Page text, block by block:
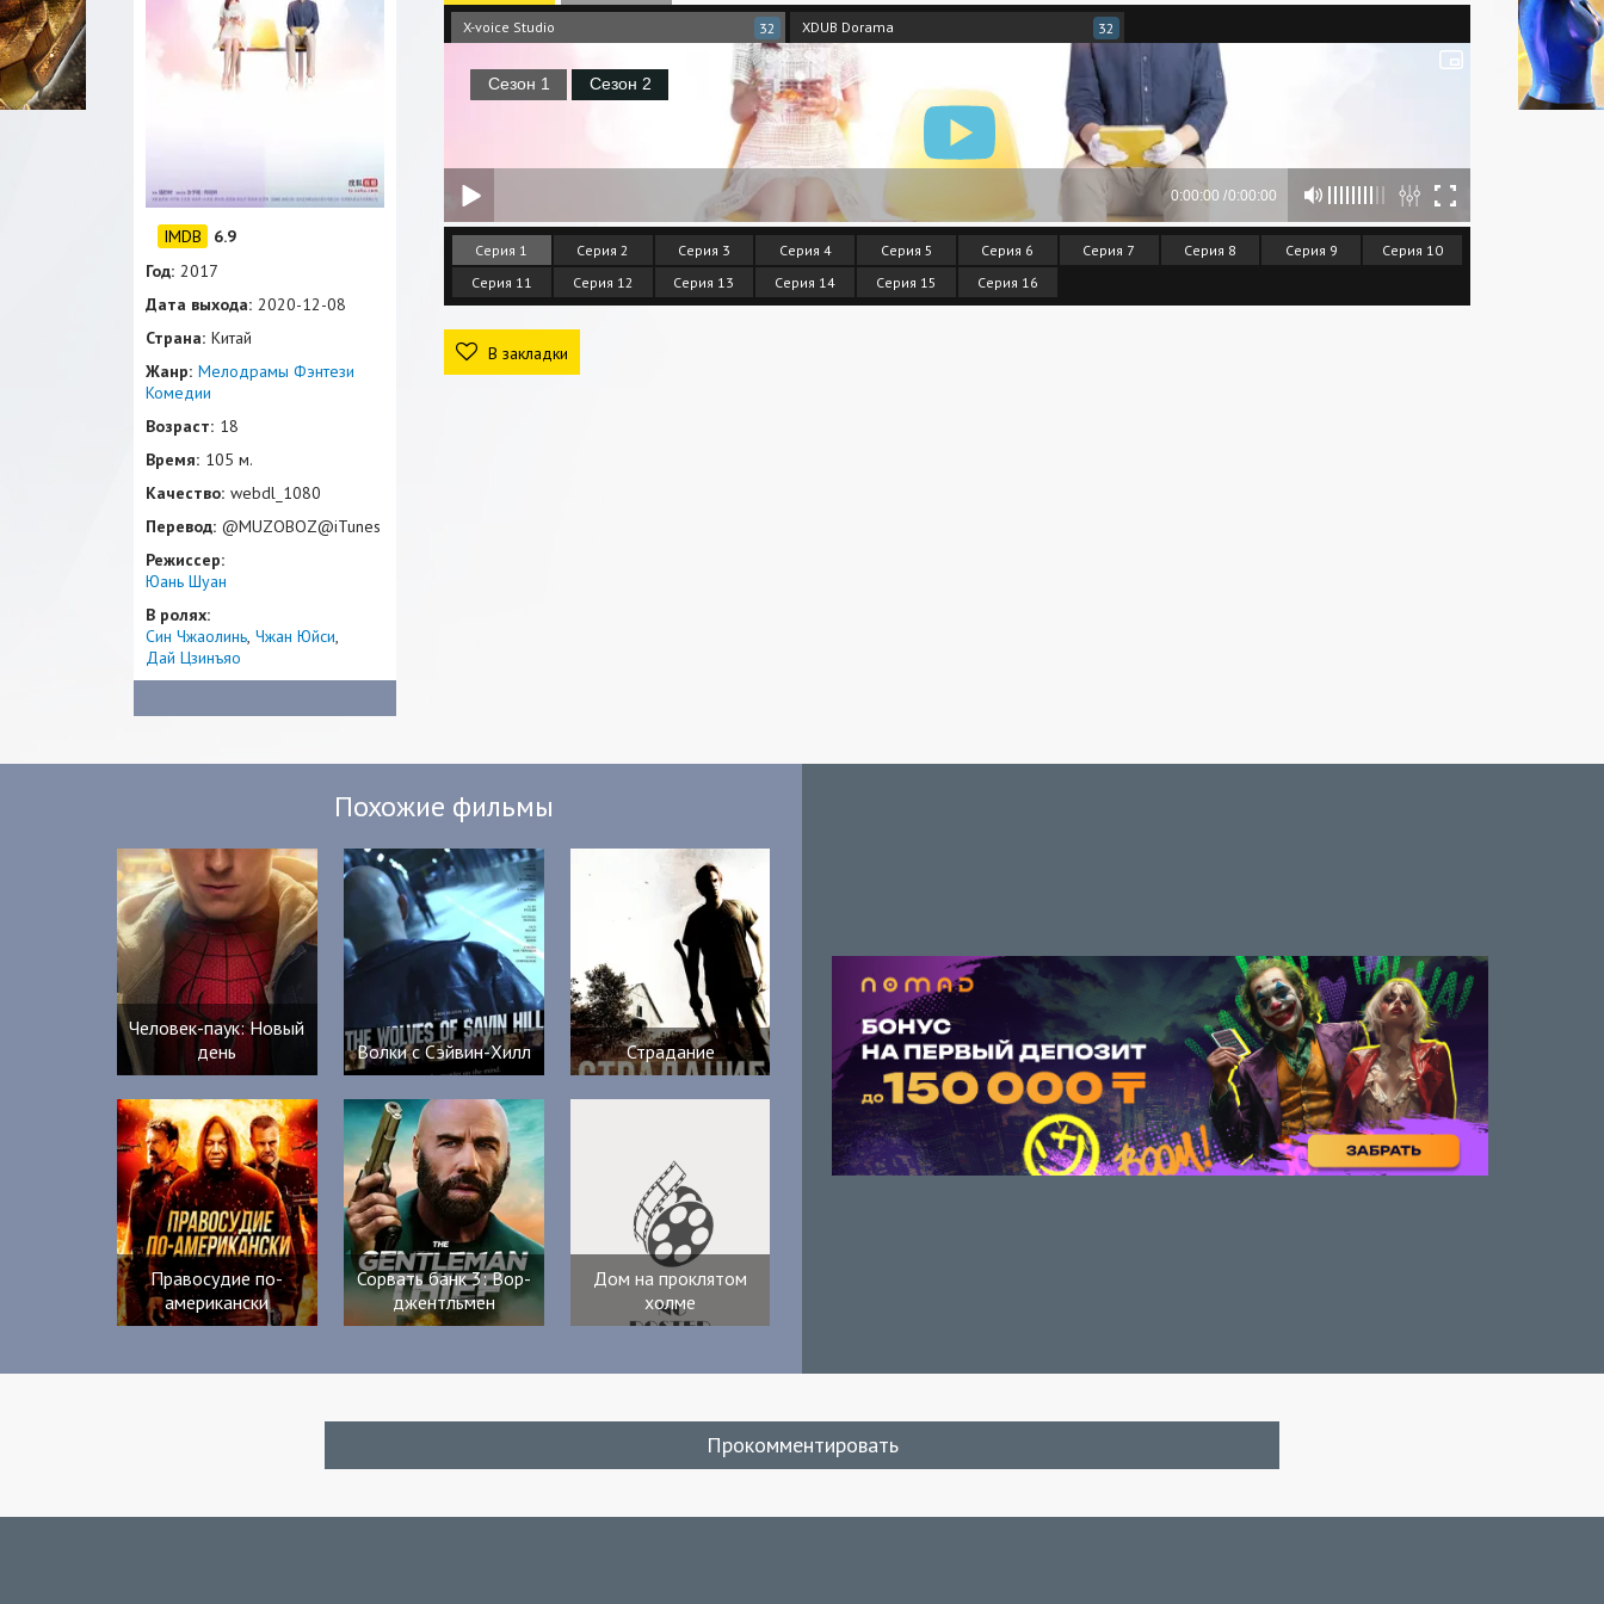
X-voice Studio 32 XDUB Dorama 32
Серия 1 Серия 2 Серия 3 Серия 4 Серия 5 Серия 6 Серия 7 Серия 8 Серия 9
Серия 10
Серия 11
Серия 12 Серия 13 Серия 14 Серия 15 Серия 16
В закладки
6.9
Год: 2017
Дата выхода: 2020-12-08
Страна: Китай
Жанр: Мелодрамы Фэнтези
Комедии
Возраст: 18
Время: 105 м.
Качество: webdl_1080
Перевод: @MUZOBOZ@iTunes
Режиссер:
Юань Шуан
В ролях:
Син Чжаолинь Чжан Юйси
Дай Цзинъяо
Похожие фильмы
Человек-паук: Новый
день
Волки с Сэйвин-Хилл Страдание
Правосудие по-
американски
Сорвать банк 3: Вор-
джентльмен
Дом на проклятом
холме
Прокомментировать